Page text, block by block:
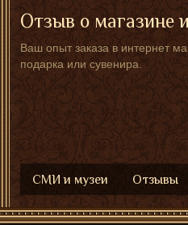
Отзыв о магазине
Ваш опыт заказа в интернет
подарка или сувенира.
СМИ и музеи Отзывы